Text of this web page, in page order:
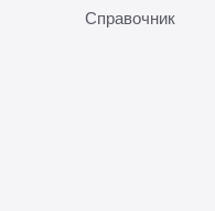
Справочник